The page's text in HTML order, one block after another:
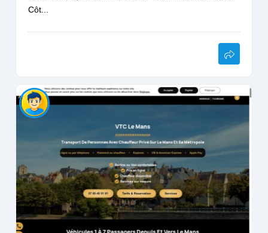
Côt...